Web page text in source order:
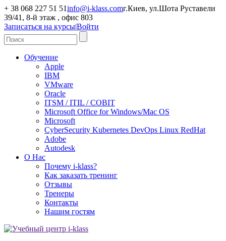
+ 38 068 227 51 51info@i-klass.comг.Киев, ул.Шота Руставели
39/41, 8-й этаж , офис 803
Записаться на курсы|Войти
Обучение
Apple
IBM
VMware
Oracle
ITSM / ITIL / COBIT
Microsoft Office for Windows/Mac OS
Microsoft
CyberSecurity Kubernetes DevOps Linux RedHat
Adobe
Autodesk
О Нас
Почему i-klass?
Как заказать тренинг
Отзывы
Тренеры
Контакты
Нашим гостям